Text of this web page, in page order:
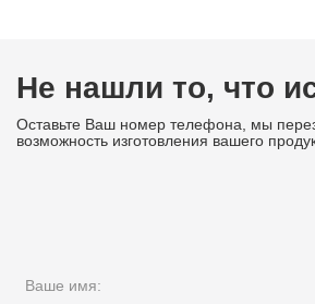
Не нашли то, что
Оставьте Ваш номер телефона, мы
возможность изготовления вашего
Ваше имя: